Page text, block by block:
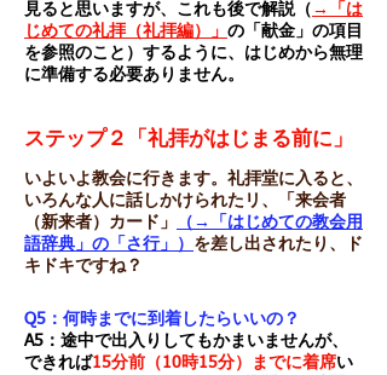
見ると思いますが、これも後で解説（ →「は
じめての礼拝（礼拝編）」 の「献金」の項目
を参照のこと）するように、はじめから無理
に準備する必要ありません。
ステップ２「礼拝がはじまる前に」
いよいよ教会に行きます。礼拝堂に入ると、
いろんな人に話しかけられたリ、「来会者
（新来者）カード」
（→「はじめての教会用
語辞典」の「さ行」） を差し出されたり、ド
キドキですね？
Q5：何時までに到着したらいいの？
A5：途中で出入りしてもかまいませんが、
できれば15分前（10時15分）までに着席い